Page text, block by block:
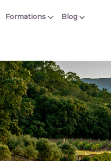
Blog
Formations